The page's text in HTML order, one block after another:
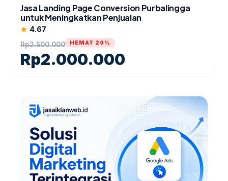
Jasa Landing Page Conversion Purbalingga
untuk Meningkatkan Penjualan
star 4.67
Rp2.500.000
Rp2.000.000
HEMAT 20%